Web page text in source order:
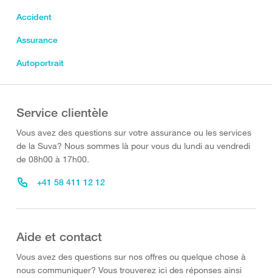
Accident
Assurance
Autoportrait
Service clientèle
Vous avez des questions sur votre assurance ou les services
de la Suva? Nous sommes là pour vous du lundi au vendredi
de 08h00 à 17h00.
+41 58 411 12 12
Aide et contact
Vous avez des questions sur nos offres ou quelque chose à
nous communiquer? Vous trouverez ici des réponses ainsi